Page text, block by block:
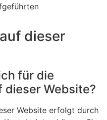
dieser
für die
dieser Website?
Website erfolgt durch